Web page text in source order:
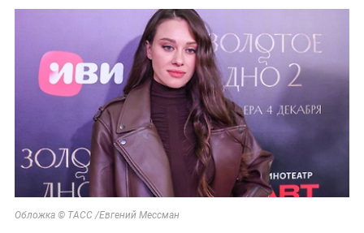
Обложка © ТАСС /Евгений Мессман